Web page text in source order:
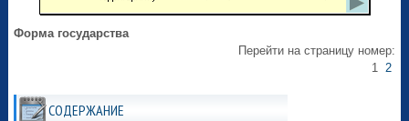
Форма государства
Перейти на страницу номер:
1 2
СОДЕРЖАНИЕ